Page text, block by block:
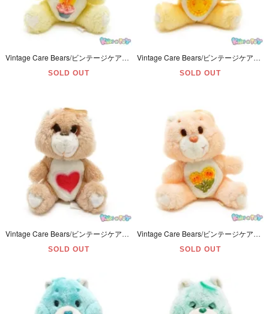
Vintage Care Bears/ビンテージケアベア・ぬいぐるみ・Birthday Bear/バースデーベア・6inch(約16cm) ・1980年代・Kenner
SOLD OUT
Vintage Care Bears/ビンテージケアベア・ぬいぐるみ・Funshine Bear/ファンシャインベア・6inch(約16cm) ・1983年・Kenner
SOLD OUT
Vintage Care Bears/ビンテージケアベア・ぬいぐるみ・Tenderheart Bear/テンダーハートベア・6inch(約16cm) ・1983年・Kenner
SOLD OUT
Vintage Care Bears/ビンテージケアベア・ぬいぐるみ・Friend Bear/フレンドベア・6inch(約16cm) ・1983年・Kenner
SOLD OUT